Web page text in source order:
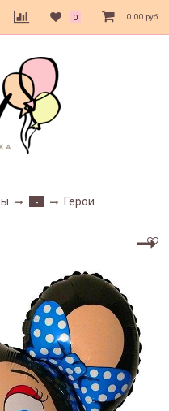
0 0.00 руб
- Герои